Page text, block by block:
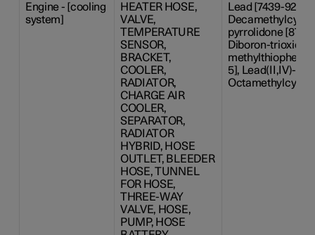
Engine - [cooling
system]
HEATER HOSE,
VALVE,
TEMPERATURE
SENSOR,
BRACKET,
COOLER,
RADIATOR,
CHARGE AIR
COOLER,
SEPARATOR,
RADIATOR
HYBRID, HOSE
OUTLET, BLEEDER
HOSE, TUNNEL
FOR HOSE,
THREE-WAY
VALVE, HOSE,
PUMP, HOSE
Lead [7439-92-
pyrrolidone [872-
Diboron-trioxide
5], Lead(II,IV)-